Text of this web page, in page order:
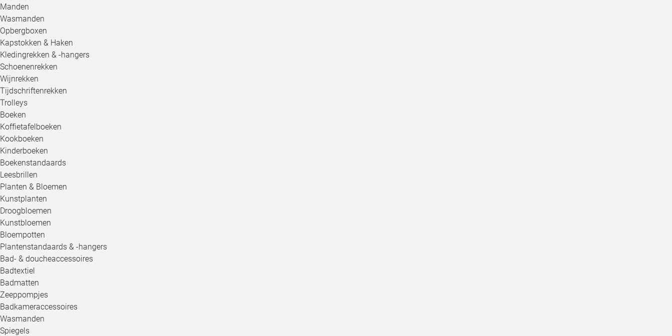
Manden
Wasmanden
Opbergboxen
Kapstokken & Haken
Kledingrekken & -hangers
Schoenenrekken
Wijnrekken
Tijdschriftenrekken
Trolleys
Boeken
Koffietafelboeken
Kookboeken
Kinderboeken
Boekenstandaards
Leesbrillen
Planten & Bloemen
Kunstplanten
Droogbloemen
Kunstbloemen
Bloempotten
Plantenstandaards & -hangers
Bad- & doucheaccessoires
Badtextiel
Badmatten
Zeeppompjes
Badkameraccessoires
Wasmanden
Spiegels